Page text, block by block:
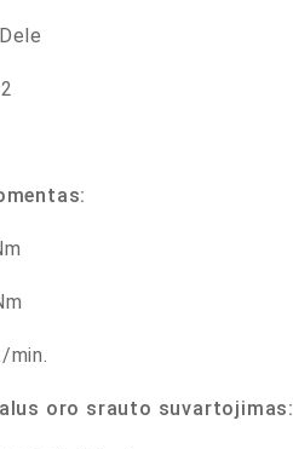
min.
oro srauto suvartojimas: